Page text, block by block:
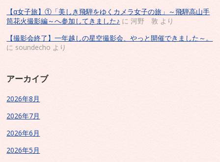
【α女子旅】①「美しき飛騨をゆくカメラ女子の旅」～飛騨高山手
筒花火撮影編～へ参加してきました♪ に河野 敦 より
【撮影会終了】一年越しの星空撮影会、やっと開催できました～。
に soundecho より
アーカイブ
2026年8月
2026年7月
2026年6月
2026年5月